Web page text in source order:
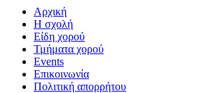
Αρχική
Η σχολή
Είδη χορού
Τμήματα χορού
Events
Επικοινωνία
Πολιτική απορρήτου